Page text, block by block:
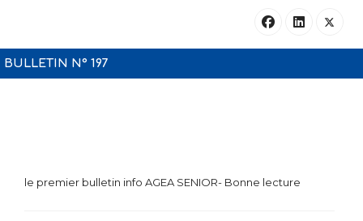
BULLETIN N° 197
le premier bulletin info AGEA SENIOR- Bonne lecture